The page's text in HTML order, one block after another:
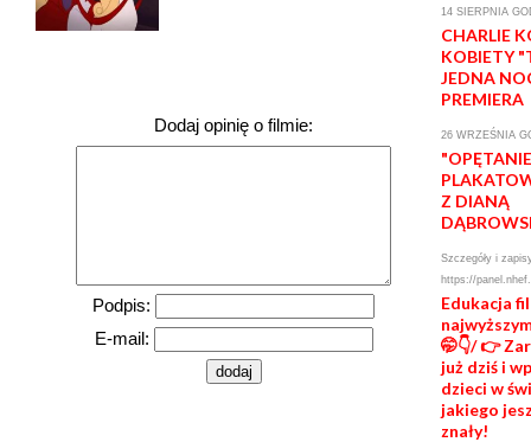
Dodaj opinię o filmie:
Podpis:
E-mail:
14 SIERPNIA
CHARLIE
KOBIETY
JEDNA
PREMIERA
26 WRZEŚNIA
Z DIANĄ
Szczegóły i
https://
Edukacja
🤭👇/ 👉
już dziś i
dzieci w
jakiego
znały!